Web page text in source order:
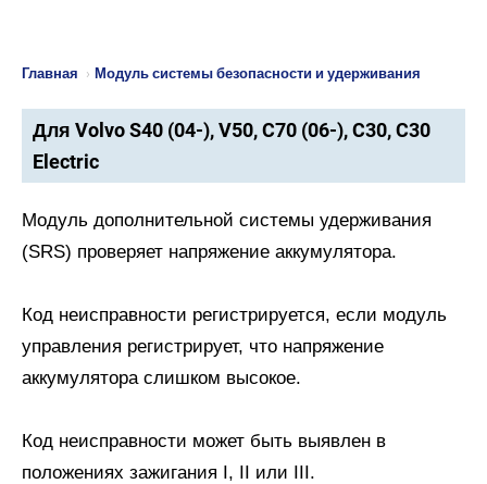
Главная › Модуль системы безопасности и удерживания
Для Volvo S40 (04-), V50, C70 (06-), C30, C30
Electric
Модуль дополнительной системы удерживания
(SRS) проверяет напряжение аккумулятора.
Код неисправности регистрируется, если модуль
управления регистрирует, что напряжение
аккумулятора слишком высокое.
Код неисправности может быть выявлен в
положениях зажигания I, II или III.